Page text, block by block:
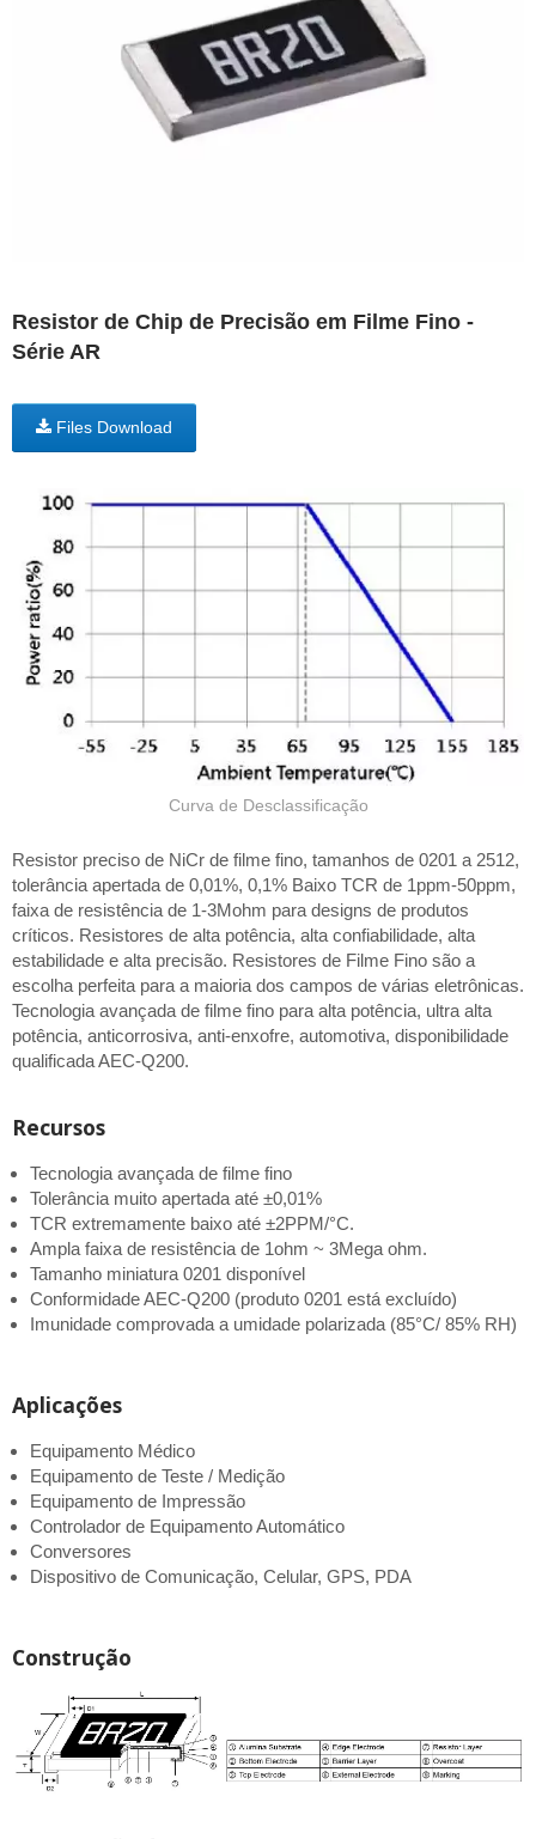
Resistor de Chip de Precisão em Filme Fino -
Série AR
Files Download
Curva de Desclassificação
Resistor preciso de NiCr de filme fino, tamanhos de 0201 a 2512,
tolerância apertada de 0,01%, 0,1% Baixo TCR de 1ppm-50ppm,
faixa de resistência de 1-3Mohm para designs de produtos
críticos. Resistores de alta potência, alta confiabilidade, alta
estabilidade e alta precisão. Resistores de Filme Fino são a
escolha perfeita para a maioria dos campos de várias eletrônicas.
Tecnologia avançada de filme fino para alta potência, ultra alta
potência, anticorrosiva, anti-enxofre, automotiva, disponibilidade
qualificada AEC-Q200.
Recursos
Tecnologia avançada de filme fino
Tolerância muito apertada até ±0,01%
TCR extremamente baixo até ±2PPM/°C.
Ampla faixa de resistência de 1ohm ~ 3Mega ohm.
Tamanho miniatura 0201 disponível
Conformidade AEC-Q200 (produto 0201 está excluído)
Imunidade comprovada a umidade polarizada (85°C/ 85% RH)
Aplicações
Equipamento Médico
Equipamento de Teste / Medição
Equipamento de Impressão
Controlador de Equipamento Automático
Conversores
Dispositivo de Comunicação, Celular, GPS, PDA
Construção